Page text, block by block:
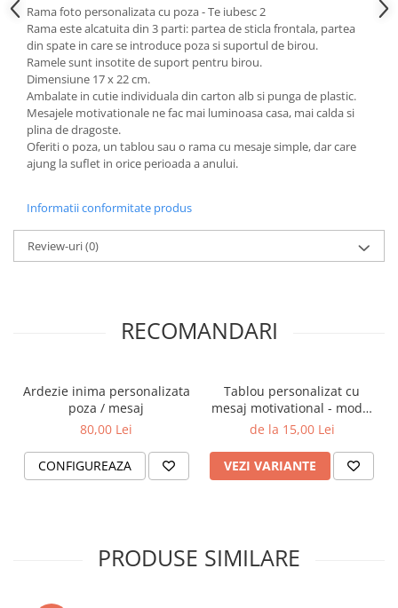
Rama foto personalizata cu poza - Te iubesc 2
Rama este alcatuita din 3 parti: partea de sticla frontala, partea
din spate in care se introduce poza si suportul de birou.
Ramele sunt insotite de suport pentru birou.
Dimensiune 17 x 22 cm.
Ambalate in cutie individuala din carton alb si punga de plastic.
Mesajele motivationale ne fac mai luminoasa casa, mai calda si
plina de dragoste.
Oferiti o poza, un tablou sau o rama cu mesaje simple, dar care
ajung la suflet in orice perioada a anului.
Informatii conformitate produs
Review-uri(0)
RECOMANDARI
Ardezie inima personalizata
poza / mesaj
80,00 Lei
CONFIGUREAZA
Tablou personalizat cu
mesaj motivational - model
1
de la 15,00 Lei
VEZI VARIANTE
PRODUSE SIMILARE